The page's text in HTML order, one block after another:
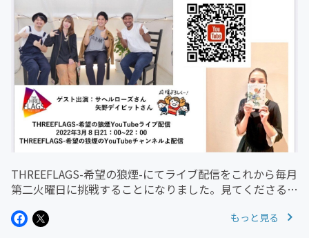
THREEFLAGS-希望の狼煙-にてライブ配信をこれから毎月
第二火曜日に挑戦することになりました。見てくださる
集した質問に答えていくコーナーなどを行います。【ゲス
もっと見る